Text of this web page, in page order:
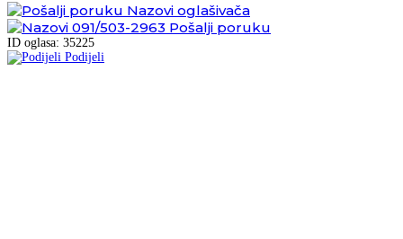
Nazovi oglašivača
091/503-2963 Pošalji poruku
ID oglasa: 35225
Podijeli